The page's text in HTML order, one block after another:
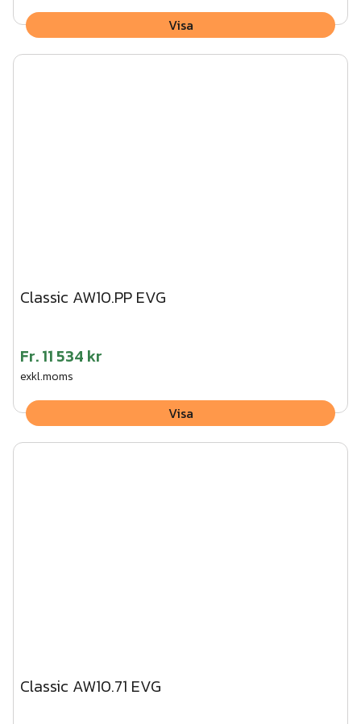
Visa
Classic AW10.PP EVG
Fr.11 534 kr
exkl.moms
Visa
Classic AW10.71 EVG